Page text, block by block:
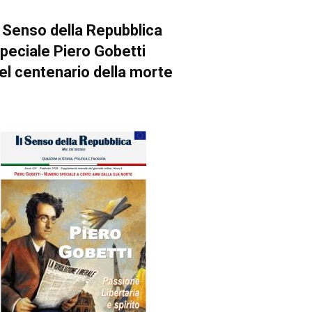
Senso della Repubblica
Piero Gobetti
centenario della morte